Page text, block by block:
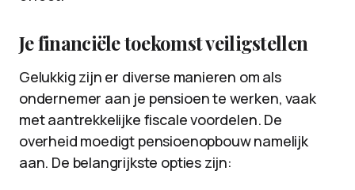
Je financiële toekomst veiligstellen
Gelukkig zijn er diverse manieren om als
ondernemer aan je pensioen te werken, vaak
met aantrekkelijke fiscale voordelen. De
overheid moedigt pensioenopbouw namelijk
aan. De belangrijkste opties zijn: